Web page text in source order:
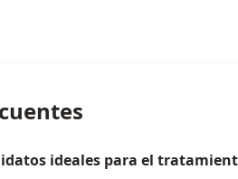
ideales para el